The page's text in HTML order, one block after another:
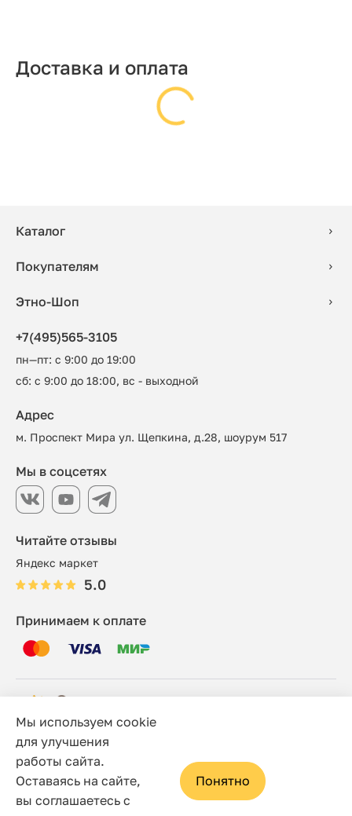
Доставка и оплата
Каталог
Покупателям
Этно-Шоп
+7(495)565-3105
пн—пт: с 9:00 до 19:00
сб: с 9:00 до 18:00, вс - выходной
Читайте отзывы
Яндекс маркет
5.0
Адрес
м. Проспект Мира ул. Щепкина, д.28, шоурум 517
Принимаем к оплате
Мы в соцсетях
© 2006 - 2026 Этно-шоп, Интернет-магазин
Политика конфиденциальности
Сайт носит исключительно информационный характер, и
ни при каких условиях не является публичной офертой,
Мы используем cookie
для улучшения
работы сайта.
Оставаясь на сайте,
вы соглашаетесь с
Понятно